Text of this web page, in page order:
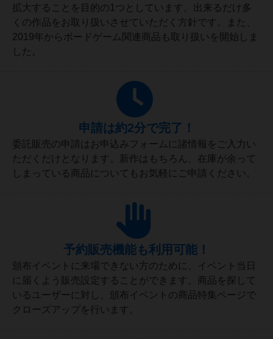
拡大することを目的の1つとしています。出来るだけ多
くの作品をお取り扱いさせていただく方針です。また、
2019年からボードゲーム関連商品も取り扱いを開始しま
した。
申請は約2分で完了！
委託販売の申請はお申込みフォームに諸情報をご入力い
ただくだけとなります。新作はもちろん、在庫が余って
しまっている商品についてもお気軽にご申請ください。
予約販売機能も利用可能！
頒布イベントに来場できない方のために、イベント当日
に届くよう販売設定することができます。商品を探して
いるユーザーに対し、頒布イベントの商品特集ページで
クローズアップを行います。